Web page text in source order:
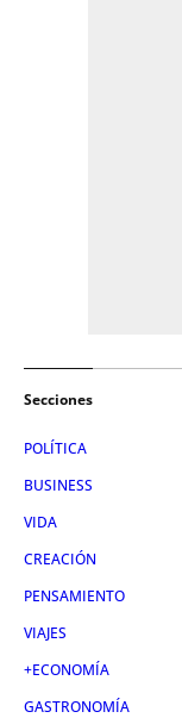
Secciones
POLÍTICA
BUSINESS
VIDA
CREACIÓN
PENSAMIENTO
VIAJES
+ECONOMÍA
GASTRONOMÍA